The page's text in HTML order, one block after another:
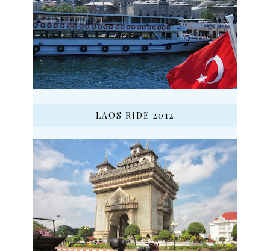
LAOS RIDE 2012